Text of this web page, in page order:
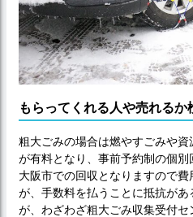
もらってくれる人や売れるか
粗大ごみの場合は燃やすごみや
が有料となり、事前予約制の個別
大阪市での回収となりますので
が、手数料を払うことに抵抗が
が、わざわざ粗大ごみ収集受付